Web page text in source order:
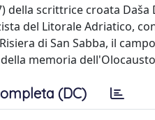
della scrittrice croata
del Litorale Adriatico,
di San Sabba, il
memoria
(DC)